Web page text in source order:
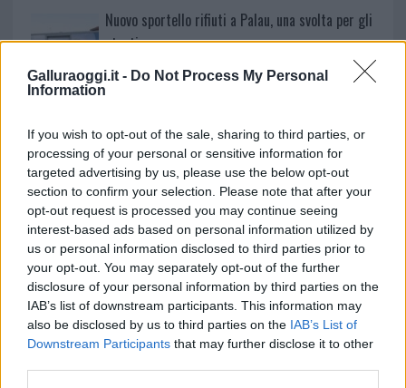
Galluraoggi.it - Do Not Process My Personal
Information
If you wish to opt-out of the sale, sharing to third parties, or
processing of your personal or sensitive information for
targeted advertising by us, please use the below opt-out
section to confirm your selection. Please note that after your
opt-out request is processed you may continue seeing
interest-based ads based on personal information utilized by
us or personal information disclosed to third parties prior to
your opt-out. You may separately opt-out of the further
disclosure of your personal information by third parties on the
IAB’s list of downstream participants. This information may
also be disclosed by us to third parties on the IAB’s List of
Downstream Participants that may further disclose it to other
Nuovo sportello rifiuti a Palau, una svolta per gli
utenti
Migliori agenzie per l’Attestazione SOA in Italia:
“Sul filo del discorso”: sold out ad Olbia per il
reading su Atzeni
La Maddalena, festa per i 30 anni del Diving
center di Tegge
Esce di strada con l’auto ad Arzachena: ferito il
conducente